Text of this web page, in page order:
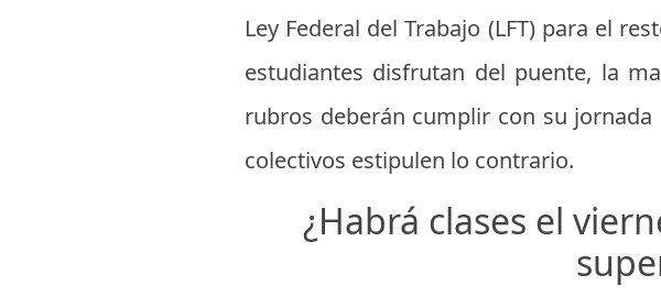
Ley Federal del Trabajo (LFT) para el
estudiantes disfrutan del puente, la
rubros deberán cumplir con su
colectivos estipulen lo contrario.
¿Habrá clases el